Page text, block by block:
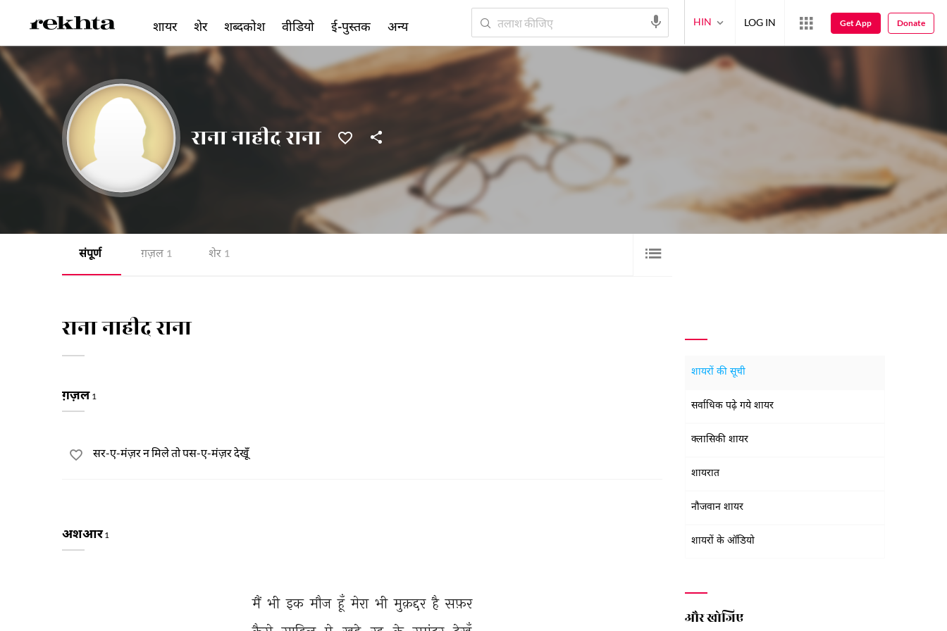
राना नाहीद राना
संपूर्ण ग़ज़ल 1 शेर 1
राना नाहीद राना
ग़ज़ल 1
सर-ए-मंज़र न मिले तो पस-ए-मंज़र देखूँ
अशआर1
मैं भी इक मौज हूँ मेरा भी मुक़द्दर है सफ़र
शायरों की सूची
सर्वाधिक पढ़े गये शायर
क्लासिकी शायर
शायरात
नौजवान शायर
शायरों के ऑडियो
और खोजिए
शायर शेर शब्दकोश वीडियो ई-पुस्तक अन्य HIN LOG IN Get App Donate